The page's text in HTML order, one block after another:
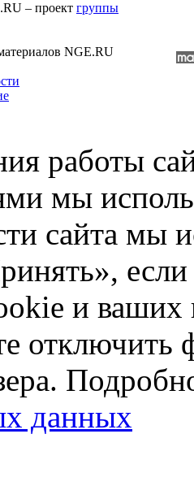
– проект группы
NGE.RU
работы
мы
сайта мы
если
и
отключить
данных